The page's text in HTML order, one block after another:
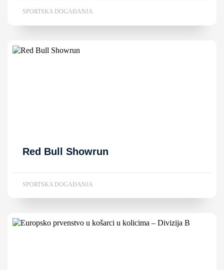
SPORTSKA DOGAĐANJA
Red Bull Showrun
SPORTSKA DOGAĐANJA